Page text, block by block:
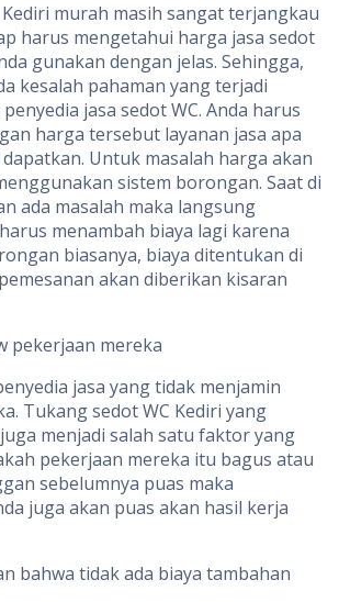
murah masih sangat terjangkau
harus mengetahui harga jasa sedot
gunakan dengan jelas. Sehingga,
kesalah pahaman yang terjadi
jasa sedot WC. Anda harus
harga tersebut layanan jasa apa
Untuk masalah harga akan
sistem borongan. Saat di
ada masalah maka langsung
menambah biaya lagi karena
biasanya, biaya ditentukan di
akan diberikan kisaran
pekerjaan mereka
jasa yang tidak menjamin
Tukang sedot WC Kediri yang
menjadi salah satu faktor yang
pekerjaan mereka itu bagus atau
sebelumnya puas maka
juga akan puas akan hasil kerja
bahwa tidak ada biaya tambahan